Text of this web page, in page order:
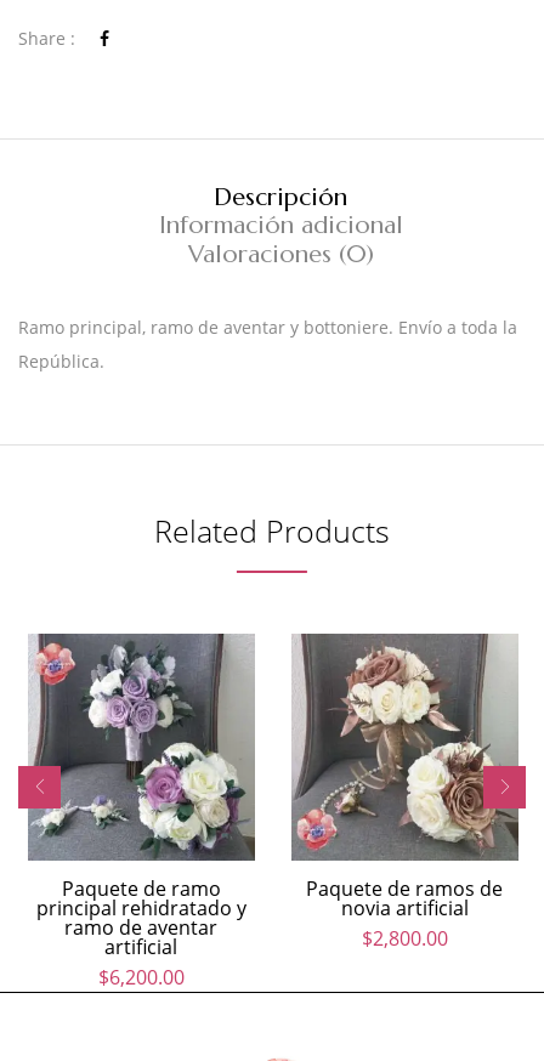
Share :
Descripción
Información adicional
Valoraciones (0)
Ramo principal, ramo de aventar y bottoniere. Envío a toda la
República.
Related Products
Paquete de ramo
principal rehidratado y
ramo de aventar
artificial
$6,200.00
Paquete de ramos de
novia artificial
$2,800.00